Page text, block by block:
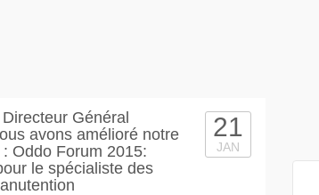
Général
avons amélioré notre
Oddo Forum 2015:
le spécialiste des
21
JAN